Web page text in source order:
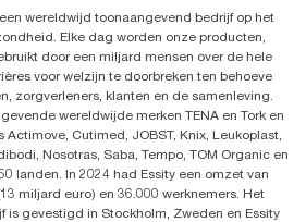
wereldwijd toonaangevend bedrijf op het
Elke dag worden onze producten,
door een miljard mensen over de hele
voor welzijn te doorbreken ten behoeve
zorgverleners, klanten en de samenleving.
wereldwijde merken TENA en Tork en
Actimove, Cutimed, JOBST, Knix, Leukoplast,
Nosotras, Saba, Tempo, TOM Organic en
landen. In 2024 had Essity een omzet van
miljard euro) en 36.000 werknemers. Het
is gevestigd in Stockholm, Zweden en Essity